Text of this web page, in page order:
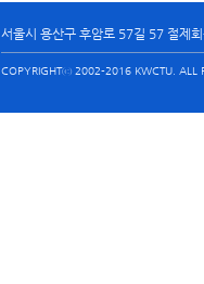
서울시 용산구 후암로 57길 57 절제
COPYRIGHTⓒ 2002-2016 KWCTU. ALL